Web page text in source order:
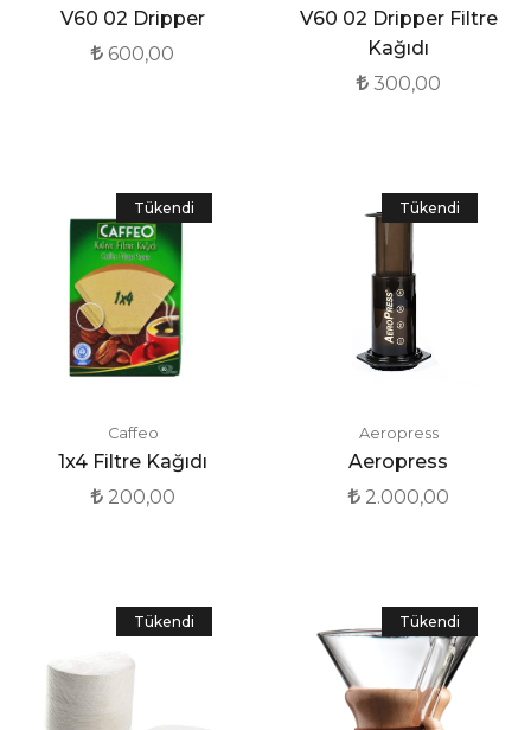
V60 02 Dripper
600,00
V60 02 Dripper Filtre
Kağıdı
300,00
Tükendi
Caffeo
1x4 Filtre Kağıdı
200,00
Tükendi
Aeropress
Aeropress
2.000,00
Tükendi Tükendi